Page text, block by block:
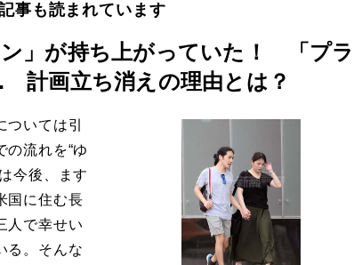
事も読まれています
」が持ち上がっていた！ 「プラ
計画立ち消えの理由とは？
いては引
の流れを“ゆ
今後、ます
国に住む長
人で幸せい
る。そんな